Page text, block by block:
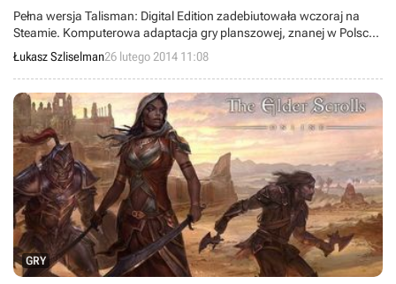
Pełna wersja Talisman: Digital Edition zadebiutowała wczoraj na
Steamie. Komputerowa adaptacja gry planszowej, znanej w Polsce
jako Magia i Miecz, oferuje zarówno rozgrywkę solową, jak i
multiplayer dla czterech graczy.
Łukasz Szliselman26 lutego 2014 11:08
GRY